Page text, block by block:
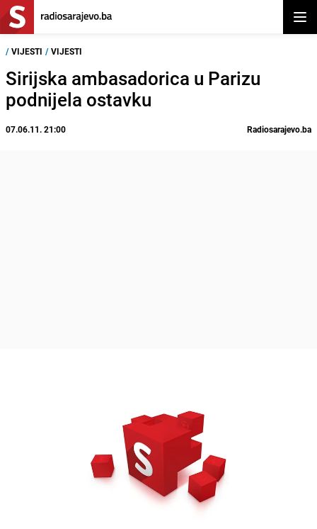
/ VIJESTI / VIJESTI
Sirijska ambasadorica u Parizu
podnijela ostavku
07.06.11. 21:00 Radiosarajevo.ba